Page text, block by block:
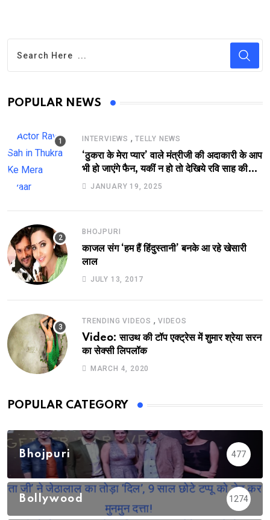
POPULAR NEWS
INTERVIEWS , TELLY NEWS
‘ठुकरा के मेरा प्यार’ वाले मंत्रीजी की अदाकारी के आप
भी हो जाएंगे फैन, यकीं न हो तो देखिये रवि साह की
दमदार भूमिका
JANUARY 19, 2025
BHOJPURI
काजल संग ‘हम हैं हिंदुस्तानी’ बनके आ रहे खेसारी
लाल
JULY 13, 2017
TRENDING VIDEOS , VIDEOS
Video: साउथ की टॉप एक्ट्रेस में शुमार श्रेया सरन
का सेक्सी लिपलॉक
MARCH 4, 2020
POPULAR CATEGORY
Bhojpuri 477
Bollywood 1274